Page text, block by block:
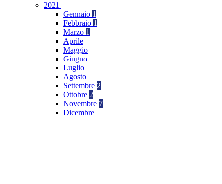
2021
Gennaio 1
Febbraio 1
Marzo 1
Aprile
Maggio
Giugno
Luglio
Agosto
Settembre 2
Ottobre 2
Novembre 7
Dicembre